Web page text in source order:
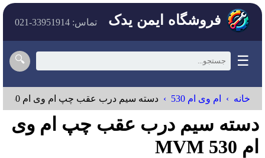
فروشگاه ایمن یدک تماس: 33951914-021
☰
🔍
خانه ام وی ام 530 دسته سیم درب عقب چپ ام وی ام 530
دسته سیم درب عقب چپ ام وی
ام 530 MVM